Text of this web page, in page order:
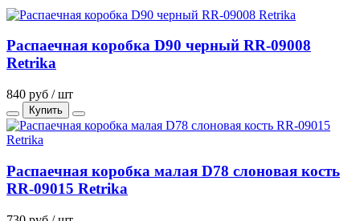
Распаечная коробка D90 черный RR-09008
Retrika
840 руб / шт
Купить
Распаечная коробка малая D78 слоновая кость
RR-09015 Retrika